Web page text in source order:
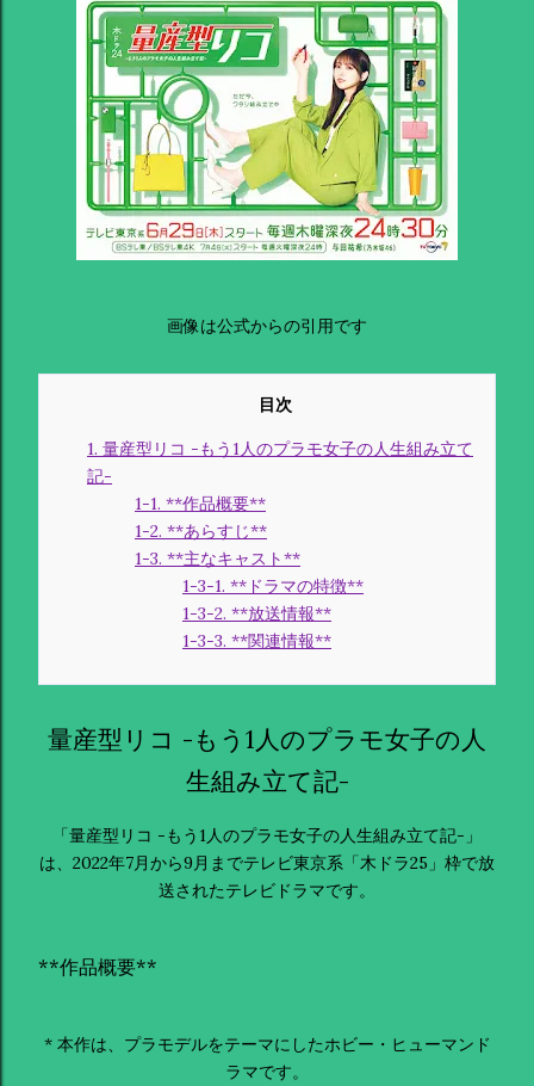
画像は公式からの引用です
1. 量産型リコ -もう1人のプラモ女子の人生組み立て
記-
1-1. **作品概要**
1-2. **あらすじ**
1-3. **主なキャスト**
1-3-1. **ドラマの特徴**
1-3-2. **放送情報**
1-3-3. **関連情報**
量産型リコ -もう1人のプラモ女子の人
生組み立て記-
「量産型リコ -もう1人のプラモ女子の人生組み立て記-」
は、2022年7月から9月までテレビ東京系「木ドラ25」枠で放
送されたテレビドラマです。
**作品概要**
* 本作は、プラモデルをテーマにしたホビー・ヒューマンド
ラマです。